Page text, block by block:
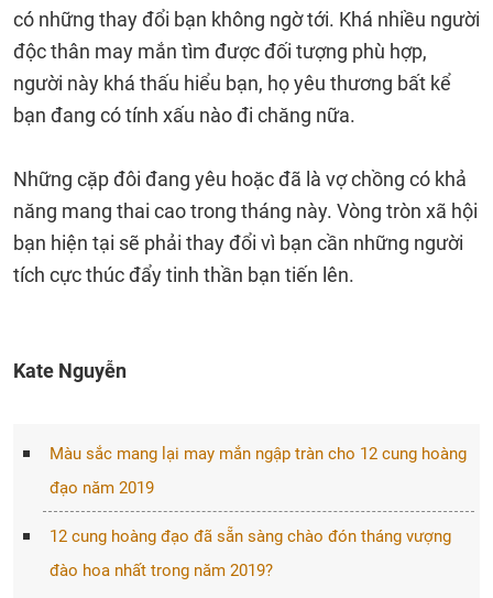
có những thay đổi bạn không ngờ tới. Khá nhiều người
độc thân may mắn tìm được đối tượng phù hợp,
người này khá thấu hiểu bạn, họ yêu thương bất kể
bạn đang có tính xấu nào đi chăng nữa.
Những cặp đôi đang yêu hoặc đã là vợ chồng có khả
năng mang thai cao trong tháng này. Vòng tròn xã hội
bạn hiện tại sẽ phải thay đổi vì bạn cần những người
tích cực thúc đẩy tinh thần bạn tiến lên.
Kate Nguyễn
Màu sắc mang lại may mắn ngập tràn cho 12 cung hoàng
đạo năm 2019
12 cung hoàng đạo đã sẵn sàng chào đón tháng vượng
đào hoa nhất trong năm 2019?